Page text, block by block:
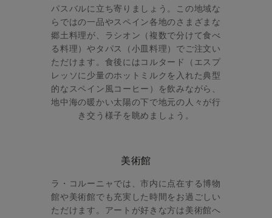
パスバルに立ち寄りましょう。この地域な
らではの一品やスペイン各地のさまざまな
郷土料理が、ラシオン（複数で分けて食べ
る料理）やタパス（小皿料理）でご注文い
ただけます。食後にはコルタード（エスプ
レッソに少量のホットミルクを入れた典型
的なスペイン風コーヒー）を飲みながら、
地中海の暖かい太陽の下で地元の人々が行
き交う様子を眺めましょう。
美術館
ラ・コルーニャでは、市内に点在する博物
館や美術館でも充実した時間をお過ごしい
ただけます。アートが好きな方は美術館へ